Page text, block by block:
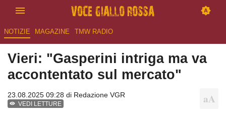
NOTIZIE MAGAZINE TMW RADIO
Vieri: "Gasperini intriga ma va
accontentato sul mercato"
23.08.2025 09:28 di Redazione VGR
VEDI LETTURE